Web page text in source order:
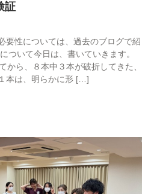
証
要性については、過去のブログで紹
ついて今日は、書いていきます。
から、８本中３本が破折してきた、
本は、明らかに形 […]